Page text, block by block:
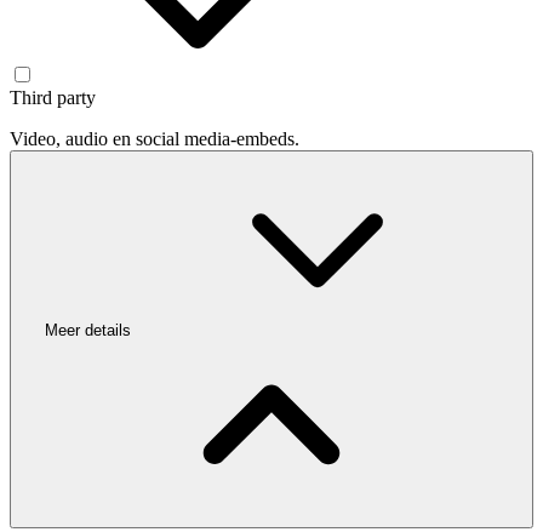
Third party
Video, audio en social media-embeds.
Meer details